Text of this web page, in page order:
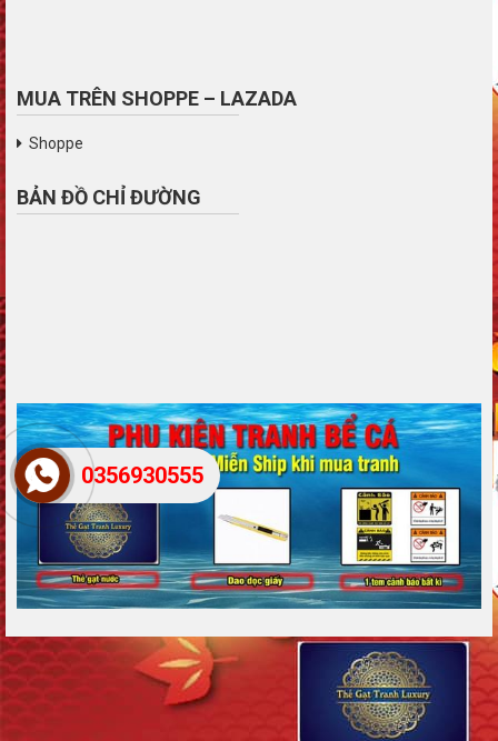
MUA TRÊN SHOPPE – LAZADA
Shoppe
BẢN ĐỒ CHỈ ĐƯỜNG
0356930555